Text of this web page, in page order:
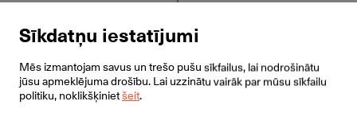
Sīkdatņu iestatījumi
Mēs izmantojam savus un trešo pušu sīkfailus, lai nodrošinātu
jūsu apmeklējuma drošību. Lai uzzinātu vairāk par mūsu sīkfailu
politiku, noklikšķinietšeit.